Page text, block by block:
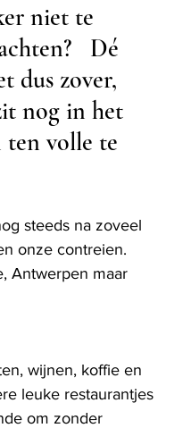
niet te
Dé
dus zover,
nog in het
ten volle te
steeds na zoveel
onze contreien.
Antwerpen maar
wijnen, koffie en
leuke restaurantjes
om zonder